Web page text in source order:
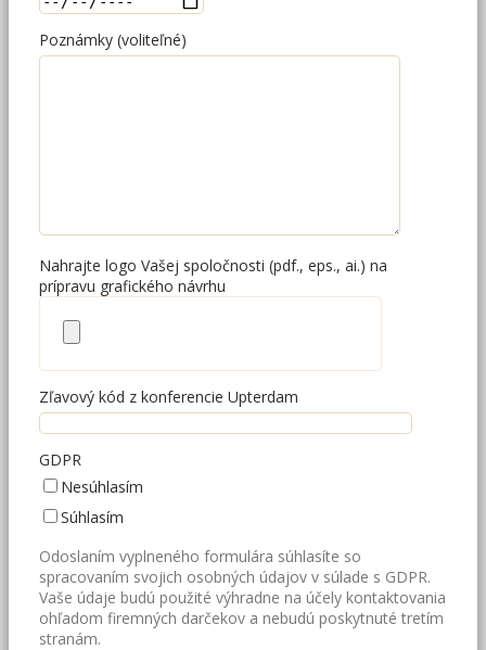
Poznámky (voliteľné)
Nahrajte logo Vašej spoločnosti (pdf., eps., ai.) na
prípravu grafického návrhu
Zľavový kód z konferencie Upterdam
GDPR
Nesúhlasím
Súhlasím
Odoslaním vyplneného formulára súhlasíte so
spracovaním svojich osobných údajov v súlade s GDPR.
Vaše údaje budú použité výhradne na účely kontaktovania
ohľadom firemných darčekov a nebudú poskytnuté tretím
stranám.